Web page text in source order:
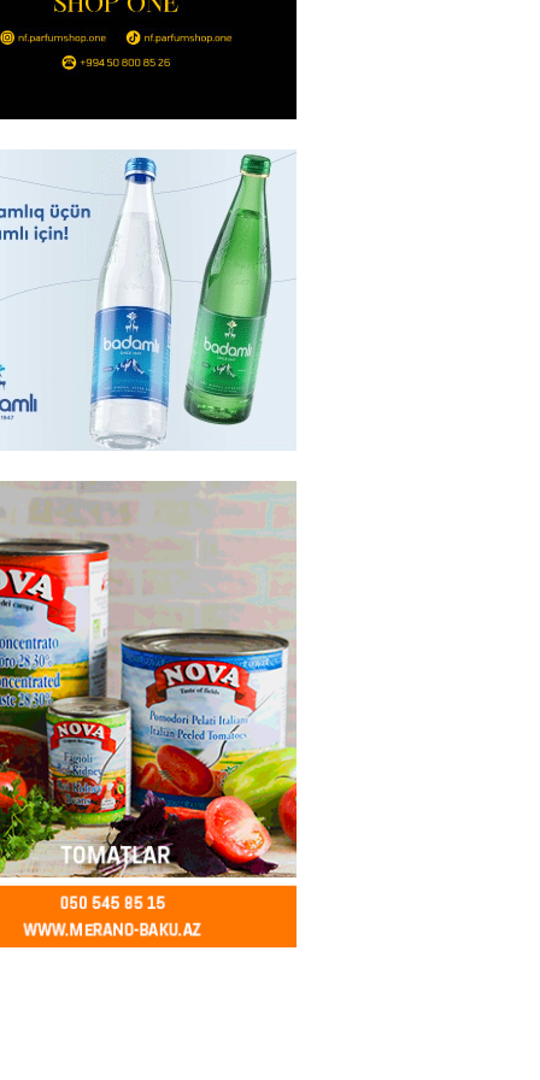
avtomobil qaçıran və
mobil telefon oğurlayan
153
karta istədiyiniz qədər
edə bilərsiniz – VİDEO
avtomobildə Paşinyana nə
- 13:45
Abel Məhərrəmovun oğlu
SƏRƏNCAM
- 13:30 101
Xəzər Fərhadov ilə bağlı